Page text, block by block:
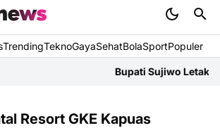
TrendingTeknoGayaSehatBolaSportPopuler
Bupati Sujiwo Letakkan Batu
Resort GKE Kapuas